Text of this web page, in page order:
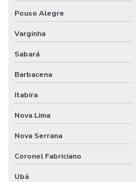
Pouso Alegre
Varginha
Sabará
Barbacena
Itabira
Nova Lima
Nova Serrana
Coronel Fabriciano
Ubá